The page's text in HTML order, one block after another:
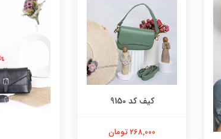
کیف کد 9150
268,000 تومان